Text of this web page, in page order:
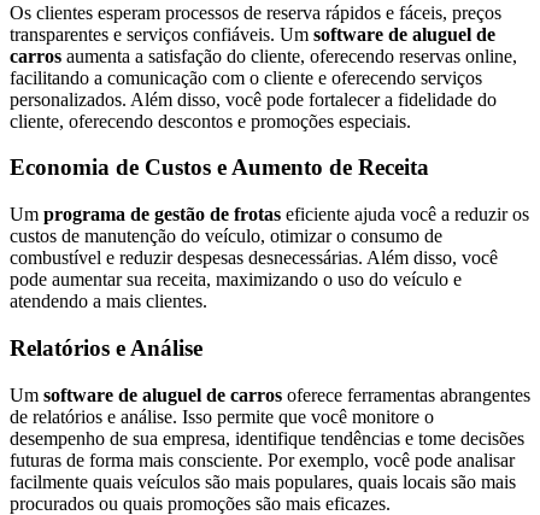
Os clientes esperam processos de reserva rápidos e fáceis, preços
transparentes e serviços confiáveis. Um software de aluguel de
carros aumenta a satisfação do cliente, oferecendo reservas online,
facilitando a comunicação com o cliente e oferecendo serviços
personalizados. Além disso, você pode fortalecer a fidelidade do
cliente, oferecendo descontos e promoções especiais.
Economia de Custos e Aumento de Receita
Um programa de gestão de frotas eficiente ajuda você a reduzir os
custos de manutenção do veículo, otimizar o consumo de
combustível e reduzir despesas desnecessárias. Além disso, você
pode aumentar sua receita, maximizando o uso do veículo e
atendendo a mais clientes.
Relatórios e Análise
Um software de aluguel de carros oferece ferramentas abrangentes
de relatórios e análise. Isso permite que você monitore o
desempenho de sua empresa, identifique tendências e tome decisões
futuras de forma mais consciente. Por exemplo, você pode analisar
facilmente quais veículos são mais populares, quais locais são mais
procurados ou quais promoções são mais eficazes.